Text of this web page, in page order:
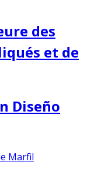
des
et de
Diseño
Marfil